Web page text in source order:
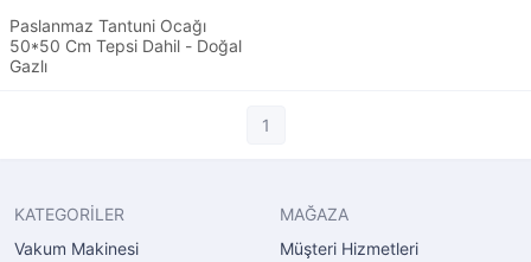
Paslanmaz Tantuni Ocağı
50*50 Cm Tepsi Dahil - Doğal
Gazlı
1
KATEGORİLER
Vakum Makinesi
MAĞAZA
Müşteri Hizmetleri